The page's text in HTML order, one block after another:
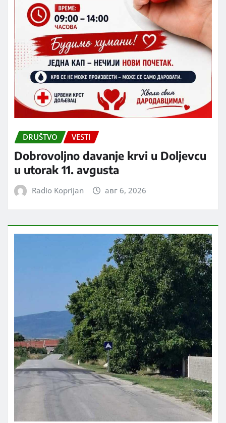
DRUŠTVO VESTI
Dobrovoljno davanje krvi u Doljevcu
u utorak 11. avgusta
Radio Koprijan авг 6, 2026